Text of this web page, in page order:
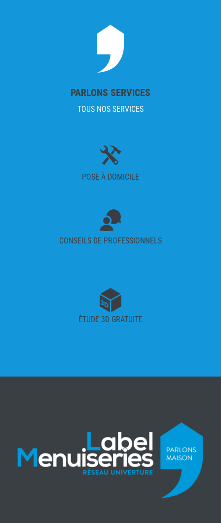
PARLONS SERVICES
TOUS NOS SERVICES
POSE À DOMICILE
CONSEILS DE PROFESSIONNELS
ÉTUDE 3D GRATUITE